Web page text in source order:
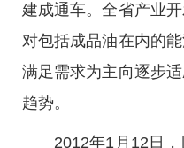
建成通车。全省产业
对包括成品油在内的
满足需求为主向逐步
趋势。
2012年1月12日